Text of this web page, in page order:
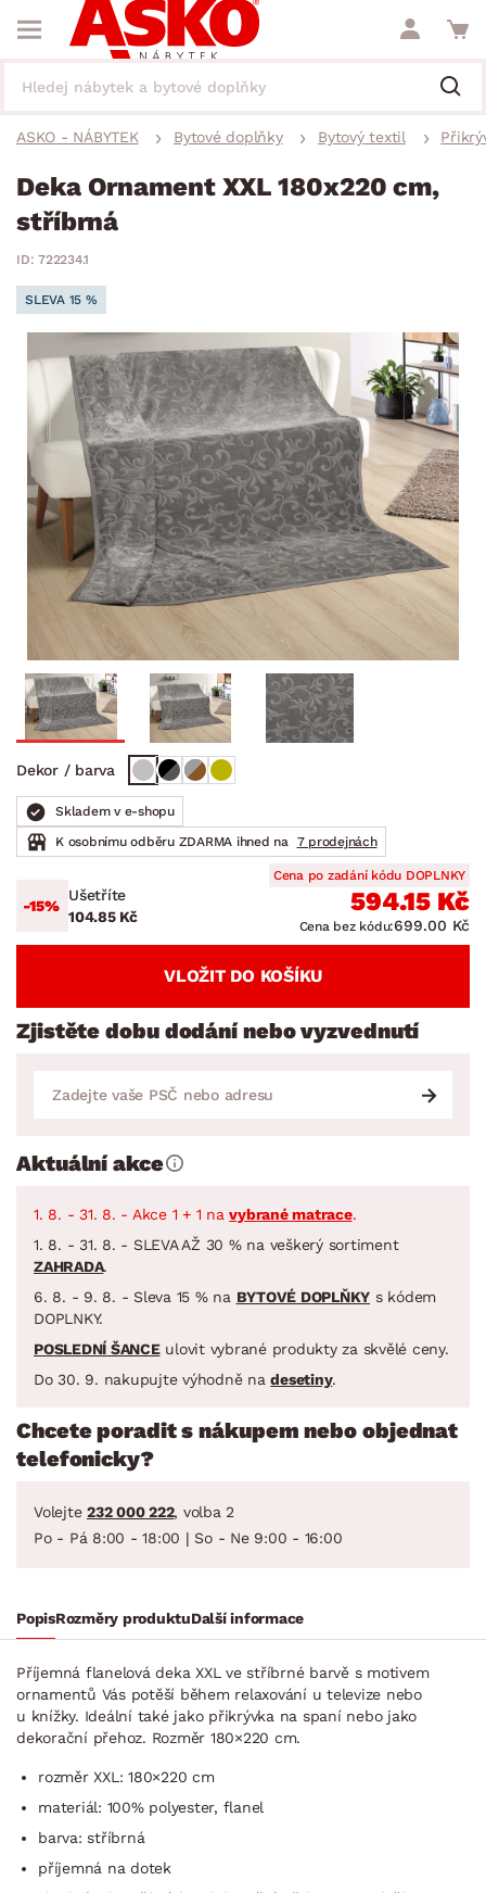
ASKO - NÁBYTEK Bytové doplňky Bytový textil
Deka Ornament XXL 180x220 cm,
stříbrná
ID: 722234.1
SLEVA 15 %
Dekor / barva
Skladem v e-shopu
K osobnímu odběru ZDARMA ihned na
7 prodejnách
-15%
Ušetříte
104.85 Kč
Cena po zadání kódu DOPLNKY
594.15 Kč
Cena bez kódu:699.00 Kč
VLOŽIT DO KOŠÍKU
Zjistěte dobu dodání nebo vyzvednutí
Aktuální akce
1. 8. - 31. 8. - Akce 1 + 1 navybrané matrace.
1. 8. - 31. 8. - SLEVA AŽ 30 % na veškerý sortiment
ZAHRADA.
6. 8. - 9. 8. - Sleva 15 % na BYTOVÉ DOPLŇKY s kódem
DOPLNKY.
POSLEDNÍ ŠANCEulovit vybrané produkty za skvělé ceny.
Do 30. 9. nakupujte výhodně nadesetiny.
Chcete poradit s nákupem nebo objednat
telefonicky?
Volejte 232 000 222, volba 2
Po - Pá 8:00 - 18:00 | So - Ne 9:00 - 16:00
PopisRozměry produktuDalší informace
Příjemná flanelová deka XXL ve stříbrné barvě s motivem
ornamentů Vás potěší během relaxování u televize nebo
u knížky. Ideální také jako přikrývka na spaní nebo jako
dekorační přehoz. Rozměr 180×220 cm.
rozměr XXL: 180×220 cm
materiál: 100% polyester, flanel
barva: stříbrná
příjemná na dotek